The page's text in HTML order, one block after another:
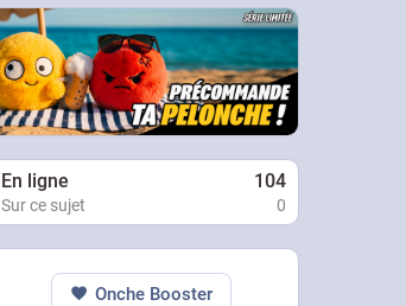
En ligne 104
Sur ce sujet 0
Onche Booster